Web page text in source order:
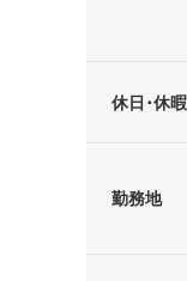
休日･休暇
勤務地